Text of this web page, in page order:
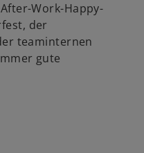
Work-Happy-
der
teaminternen
gute